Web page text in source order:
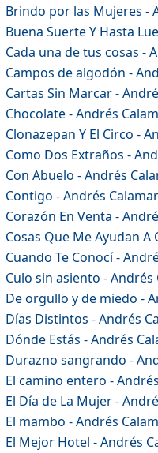
Brindo por las Mujeres -
Buena Suerte Y Hasta
Cada una de tus cosas -
Campos de algodón -
Cartas Sin Marcar -
Chocolate - Andrés
Clonazepan Y El Circo -
Como Dos Extraños -
Con Abuelo - Andrés
Contigo - Andrés
Corazón En Venta -
Cosas Que Me Ayudan
Cuando Te Conocí -
Culo sin asiento - Andrés
De orgullo y de miedo -
Días Distintos - Andrés
Dónde Estás - Andrés
Durazno sangrando -
El camino entero -
El Día de La Mujer -
El mambo - Andrés
El Mejor Hotel - Andrés